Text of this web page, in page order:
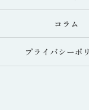
コラム
プライバシーポ